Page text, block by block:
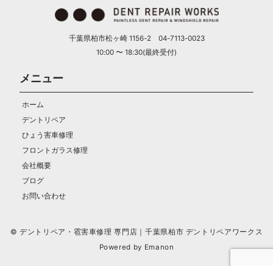
千葉県柏市松ヶ崎 1156-2 04-7113-0023
10:00 〜 18:30(最終受付)
メニュー
ホーム
デントリペア
ひょう害車修理
フロントガラス修理
会社概要
ブログ
お問い合わせ
© デントリペア・雹害車修理 専門店｜千葉県柏市 デントリペアワークス
Powered by Emanon